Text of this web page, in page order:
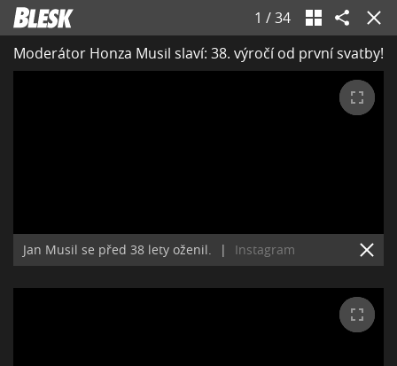
1 /34
Moderátor Honza Musil slaví: 38. výročí od první svatby!
Jan Musil se před 38 lety oženil. | Instagram